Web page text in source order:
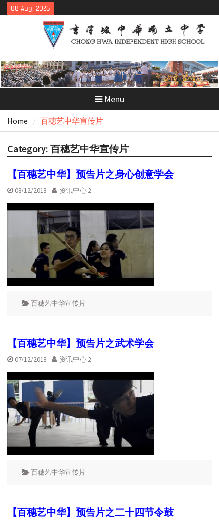
Skip
to
08 Aug, 2026
Menu
Home 百穗艺中华宣传片
Category: 百穗艺中华宣传片
【百穗艺中华】预告片之身心创意学会
08/12/2018 资讯中心 2
百穗艺中华宣传片
【百穗艺中华】预告片之武术学会
07/12/2018 资讯中心 2
百穗艺中华宣传片
【百穗艺中华】预告片之二十四节令鼓